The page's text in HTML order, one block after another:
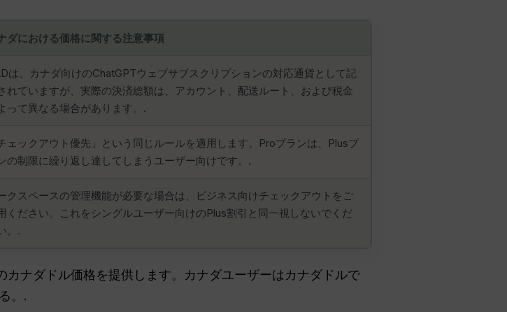
ダにおける価格に関する注意事項
は、カナダ向けのChatGPTウェブサブスクリプションの対応通貨として記
れていますが、実際の決済総額は、アカウント、配送ルート、および税金
って異なる場合があります。.
チェックアウト優先」という同じルールを適用します。Proプランは、Plusプ
の制限に繰り返し達してしまうユーザー向けです。.
クスペースの管理機能が必要な場合は、ビジネス向けチェックアウトをご
ください。これをシングルユーザー向けのPlus割引と同一視しないでくだ
。.
カナダドル価格を提供します。カナダユーザーはカナダドルで
。.